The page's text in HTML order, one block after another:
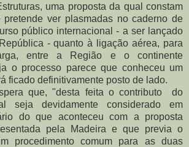
uma proposta da qual constam
ver plasmadas no caderno de
público internacional - a ser lançado
- quanto à ligação aérea, para
entre a Região e o continente
o processo parece que conheceu um
ficado definitivamente posto de lado.
que, "desta feita o contributo do
seja devidamente considerado em
do que aconteceu com a proposta
pela Madeira e que previa o
procedimento comum para as duas